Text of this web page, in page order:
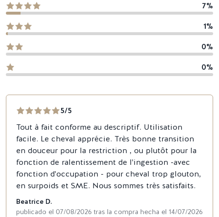
7%
1%
0%
0%
5/5
Tout à fait conforme au descriptif. Utilisation
facile. Le cheval apprécie. Très bonne transition
en douceur pour la restriction , ou plutôt pour la
fonction de ralentissement de l'ingestion -avec
fonction d'occupation - pour cheval trop glouton,
en surpoids et SME. Nous sommes très satisfaits.
Beatrice D.
publicado el 07/08/2026 tras la compra hecha el 14/07/2026